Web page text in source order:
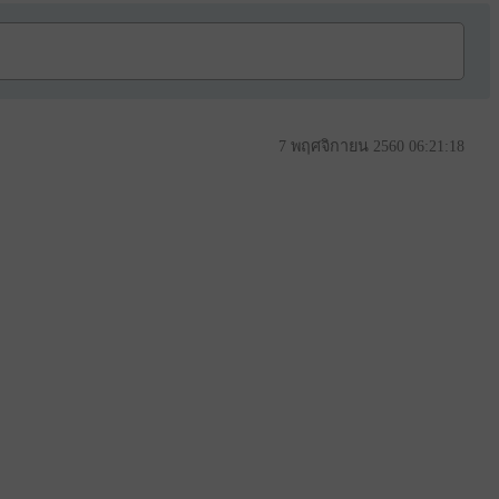
7 พฤศจิกายน 2560 06:21:18